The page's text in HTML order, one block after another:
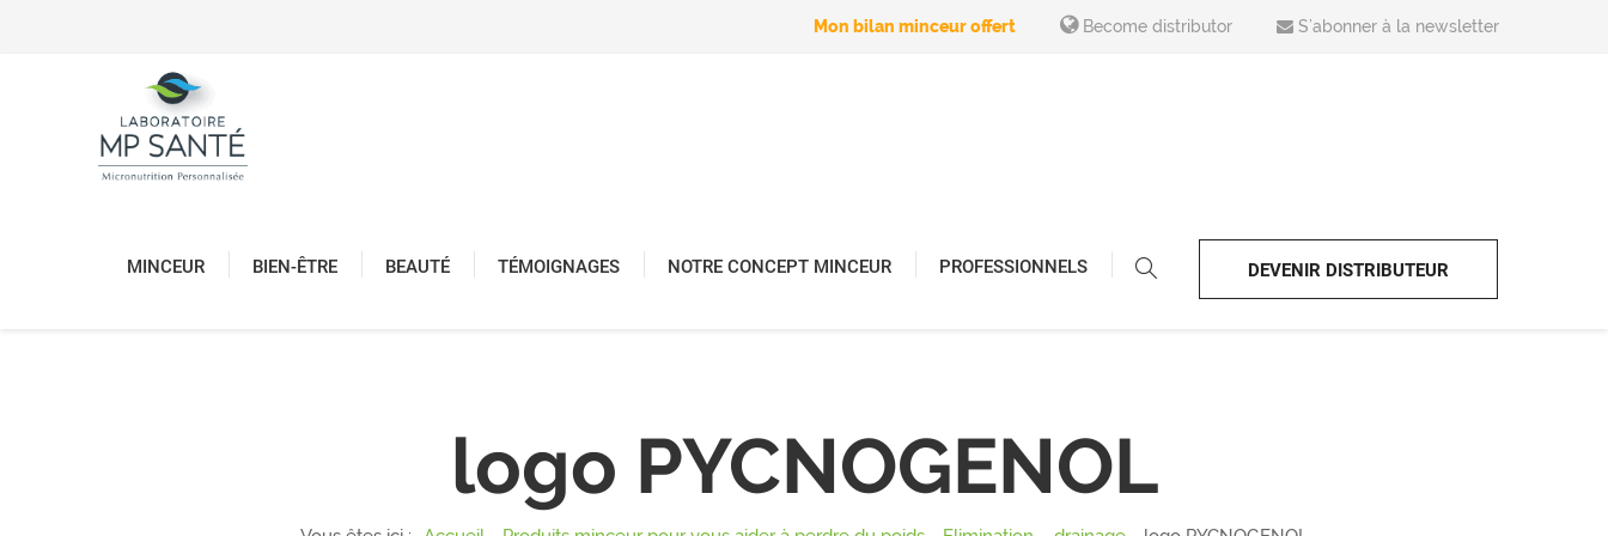
Mon bilan minceur offert Become distributor S’abonner à la newsletter
MINCEUR BIEN-ÊTRE BEAUTÉ TÉMOIGNAGES NOTRE CONCEPT MINCEUR PROFESSIONNELS DEVENIR DISTRIBUTEUR
logo PYCNOGENOL